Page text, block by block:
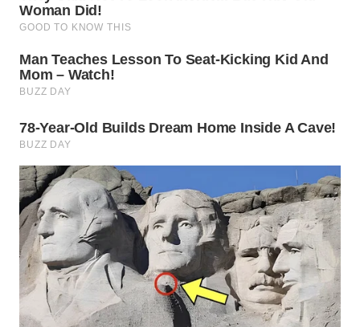
WN
TAPANULI
SELATAN
WN
LESUNG
WN
KARO
WN
SIMALUNGUN
WN
LABUHANBATU